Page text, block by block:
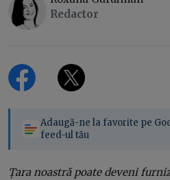
Redactor
Adaugă-ne la favorite pe
feed-ul tău
Țara noastră poate deveni